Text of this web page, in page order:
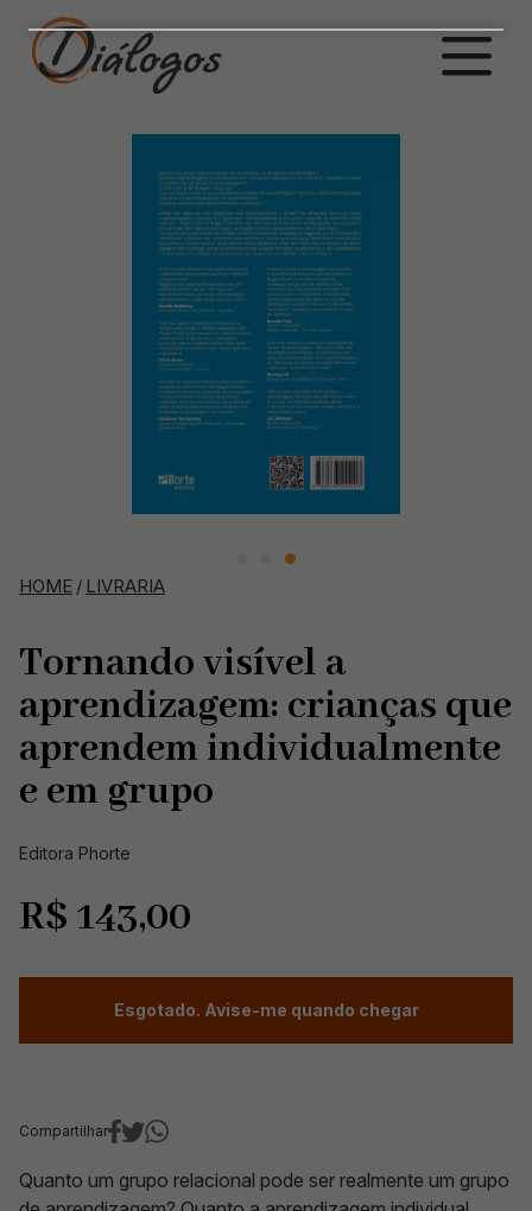
HOME / LIVRARIA
Quanto um grupo relacional pode ser realmente um grupo
Tornando visível a
aprendizagem: crianças que
aprendem individualmente
e em grupo
Editora Phorte
R$ 143,00
Esgotado. Avise-me quando chegar
Compartilhar